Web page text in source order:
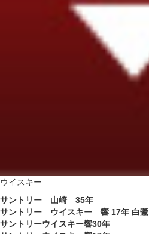
ウイスキー
サントリー 山崎 35年
サントリー ウイスキー 響 17年 白鷺
サントリーウイスキー響30年